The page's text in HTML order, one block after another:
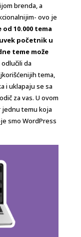
brenda, a
ovo je
od 10.000 tema
početnik u
teme može
da
tema,
i uklapaju se sa
za vas. U ovom
jednu temu koja
smo WordPress